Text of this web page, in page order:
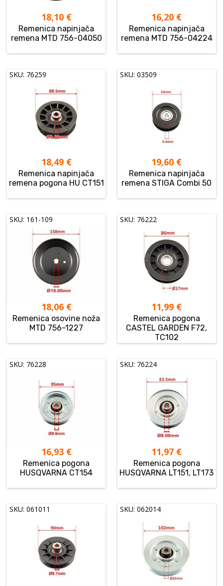
18,10 €
Remenica napinjača
remena MTD 756-04050
16,20 €
Remenica napinjača
remena MTD 756-04224
SKU: 76259
18,49 €
Remenica napinjača
remena pogona HU CT151
SKU: 03509
19,60 €
Remenica napinjača
remena STIGA Combi 50
SKU: 161-109
18,06 €
Remenica osovine noža
MTD 756-1227
SKU: 76222
11,99 €
Remenica pogona
CASTEL GARDEN F72,
TC102
SKU: 76228
16,93 €
Remenica pogona
HUSQVARNA CT154
SKU: 76224
11,97 €
Remenica pogona
HUSQVARNA LT151, LT173
SKU: 061011 SKU: 062014